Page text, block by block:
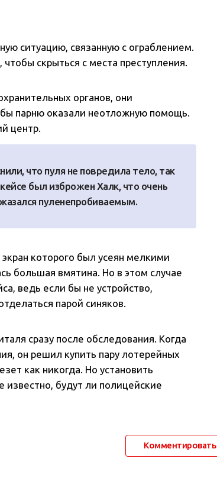
ситуацию, связанную с ограблением.
скрыться с места преступления.
органов, они
парню оказали неотложную помощь.
центр.
что пуля не повредила тело, так
был изброжен Халк, что очень
пуленепробиваемым.
которого был усеян мелкими
большая вмятина. Но в этом случае
ведь если бы не устройство,
парой синяков.
сразу после обследования. Когда
он решил купить пару лотерейных
как никогда. Но установить
известно, будут ли полицейские
Комментировать